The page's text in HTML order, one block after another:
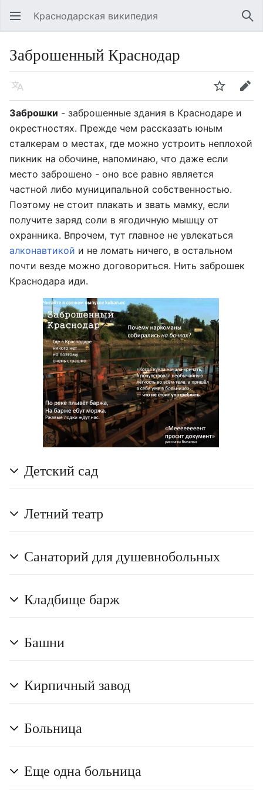
Открыть главное меню Краснодарская википедия
Заброшенный Краснодар
Язык Следить
Заброшки - заброшенные здания в Краснодаре и
окрестностях. Прежде чем рассказать юным
сталкерам о местах, где можно устроить неплохой
пикник на обочине, напоминаю, что даже если
место заброшено - оно все равно является
частной либо муниципальной собственностью.
Поэтому не стоит плакать и звать мамку, если
получите заряд соли в ягодичную мышцу от
охранника. Впрочем, тут главное не увлекаться
алконавтикой и не ломать ничего, в остальном
почти везде можно договориться. Нить заброшек
Краснодара иди.
Детский сад
Летний театр
Санаторий для душевнобольных
Кладбище барж
Башни
Кирпичный завод
Больница
Еще одна больница